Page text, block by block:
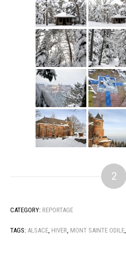
2
CATEGORY: REPORTAGE
TAGS: ALSACE, HIVER, MONT SAINTE ODILE,